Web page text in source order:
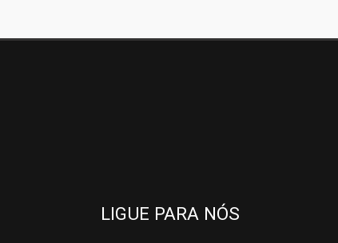
LIGUE PARA NÓS